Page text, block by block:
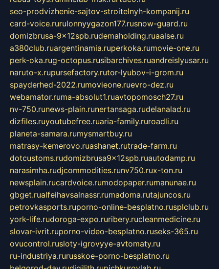
seo-prodvizhenie-sajtov-stroitelnyh-kompanij.ru
card-voice.rurulonnyygazon177.rusnow-guard.ru
domizbrusa-9x12spb.rudemaholding.ruaalse.ru
a380club.ruargentinamia.ruperkoka.rumovie-one.ru
perk-oka.rug-octopus.rusibarchives.ruandreislyusar.ru
naruto-x.rupursefactory.rutor-lyubov-i-grom.ru
spayderhed-2022.rumovieone.ruevro-dez.ru
webamator.ruma-absolut1.ruavtopomosch27.ru
nv-750.runews-plain.runertansaga.rudelanalad.ru
dizfiles.ruyoutubefree.ruaria-family.ruroadli.ru
planeta-samara.rumysmartbuy.ru
matrasy-kemerovo.ruashanet.rutrade-farm.ru
dotcustoms.rudomizbrusa9x12spb.ruautodamp.ru
narasimha.rudjcommodities.runv750.rux-ton.ru
newsplain.rucardvoice.rumodopaper.rumanunae.ru
gbget.rualfeihavsalnassr.rumadoma.rutajuncos.ru
petrovkasports.ruporno-online-besplatno.rusplclub.ru
york-life.rudoroga-expo.ruribery.rucleanmedicine.ru
slovar-ivrit.ruporno-video-besplatno.ruseks-365.ru
ovucontrol.rusloty-igrovyye-avtomaty.ru
ru-industriya.rurusskoe-porno-besplatno.ru